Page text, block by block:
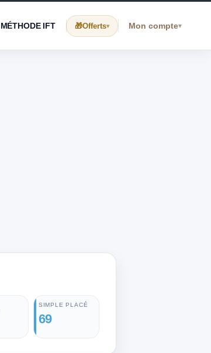
MÉTHODE IFT Offerts▾ Mon compte▾
SIMPLE PLACÉ
69